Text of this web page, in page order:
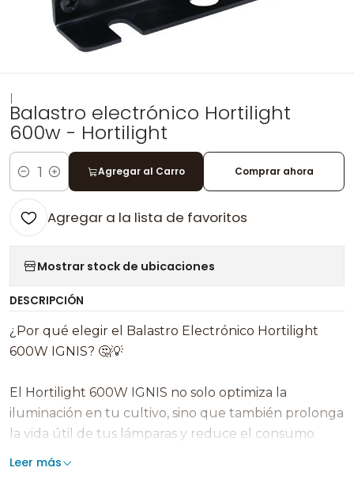
|
Balastro electrónico Hortilight
600w - Hortilight
Cantidad
Agregar al Carro Comprar ahora
Agregar a la lista de favoritos
Mostrar stock de ubicaciones
DESCRIPCIÓN
¿Por qué elegir el Balastro Electrónico Hortilight
600W IGNIS? 🤔💡
El Hortilight 600W IGNIS no solo optimiza la
iluminación en tu cultivo, sino que también prolonga
la vida útil de tus lámparas y reduce el consumo
energético, lo que se traduce en menores costos y
Leer más